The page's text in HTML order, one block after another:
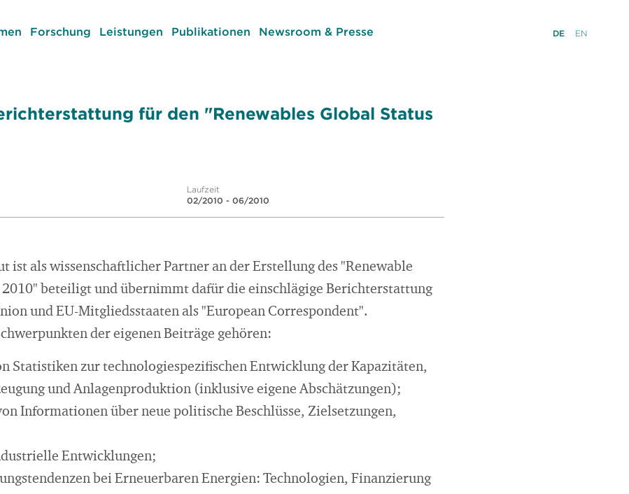
Forschung Leistungen Publikationen Newsroom & Presse DE EN
für den "Renewables Global Status
Laufzeit
02/2010 - 06/2010
ist als wissenschaftlicher Partner an der Erstellung des "Renewable
beteiligt und übernimmt dafür die einschlägige Berichterstattung
und EU-Mitgliedsstaaten als "European Correspondent".
der eigenen Beiträge gehören:
Statistiken zur technologiespezifischen Entwicklung der Kapazitäten,
und Anlagenproduktion (inklusive eigene Abschätzungen);
Informationen über neue politische Beschlüsse, Zielsetzungen,
Entwicklungen;
bei Erneuerbaren Energien: Technologien, Finanzierung